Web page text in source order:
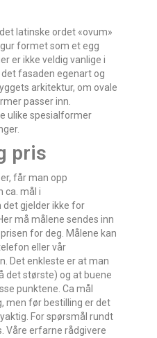
latinske ordet «ovum»
formet som et egg
er ikke veldig vanlige i
fasaden egenart og
arkitektur, om ovale
passer inn.
ulike spesialformer
pris
får man opp
ca. mål i
det gjelder ikke for
må målene sendes inn
for deg. Målene kan
eller vår
Det enkleste er at man
det største) og at buene
punktene. Ca mål
men før bestilling er det
For spørsmål rundt
Våre erfarne rådgivere